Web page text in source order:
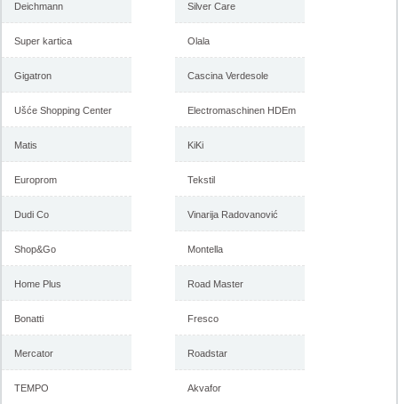
februar 2018
nameštaja, katalog 7-31.
Deichmann
Super kartica
Gigatron
Ušće Shopping Center
Matis
Europrom
Dudi Co
Shop&Go
Home Plus
Bonatti
Mercator
TEMPO
Silver Care
Olala
Cascina Verdesole
Electromaschinen HDEm
KiKi
Tekstil
Vinarija Radovanović
Montella
Road Master
Fresco
Roadstar
Akvafor